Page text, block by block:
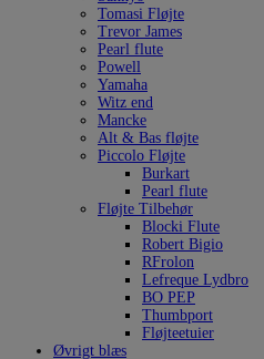
Tomasi Fløjte
Trevor James
Pearl flute
Powell
Yamaha
Witz end
Mancke
Alt & Bas fløjte
Piccolo Fløjte
Burkart
Pearl flute
Fløjte Tilbehør
Blocki Flute
Robert Bigio
RFrolon
Lefreque Lydbro
BO PEP
Thumbport
Fløjteetuier
Øvrigt blæs